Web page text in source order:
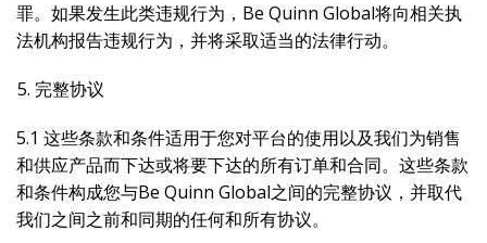
罪。如果发生此类违规行为，Be Quinn Global将向相关执
法机构报告违规行为，并将采取适当的法律行动。
完整协议
5.1 这些条款和条件适用于您对平台的使用以及我们为销售
和供应产品而下达或将要下达的所有订单和合同。这些条款
和条件构成您与Be Quinn Global之间的完整协议，并取代
我们之间之前和同期的任何和所有协议。